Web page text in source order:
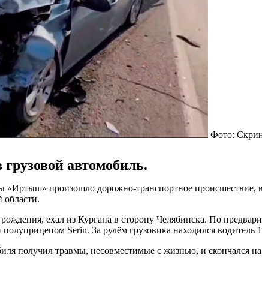
Фото:
автомобиль.
«Иртыш» произошло дорожно-транспортное происшествие,
ехал из Кургана в сторону Челябинска. По
Serin. За рулём грузовика находился водитель
получил травмы, несовместимые с жизнью, и скончался